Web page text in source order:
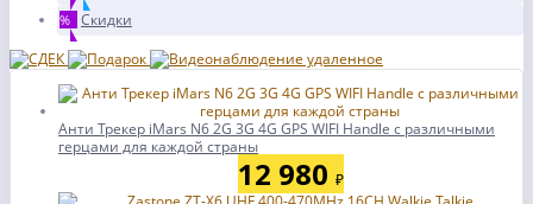
% Скидки
Анти Трекер iMars N6 2G 3G 4G GPS WIFI Handle с различными
герцами для каждой страны
12 980 ₽